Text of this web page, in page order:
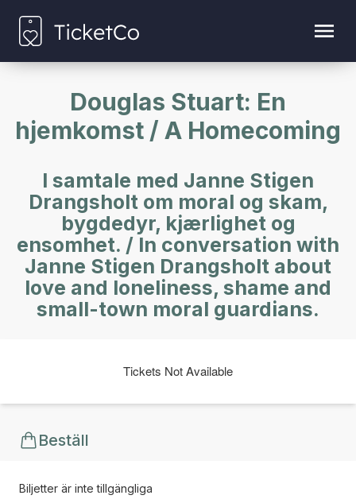
Douglas Stuart: En
hjemkomst / A Homecoming
I samtale med Janne Stigen
Drangsholt om moral og skam,
bygdedyr, kjærlighet og
ensomhet. / In conversation with
Janne Stigen Drangsholt about
love and loneliness, shame and
small-town moral guardians.
Tickets Not Available
Beställ
Biljetter är inte tillgängliga